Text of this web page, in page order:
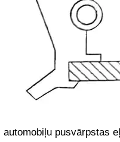
automobiļu pusvārpstas